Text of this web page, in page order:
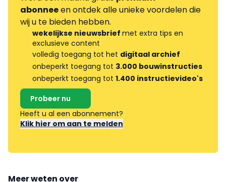
abonneeen ontdek alle unieke voordelen die
wij u te bieden hebben.
wekelijkse nieuwsbrief met extra tips en
exclusieve content
volledig toegang tot het digitaal archief
onbeperkt toegang tot 3.000 bouwinstructies
onbeperkt toegang tot 1.400 instructievideo's
Probeer nu
Heeft u al een abonnement?
Klik hier om aan te melden
Meer weten over